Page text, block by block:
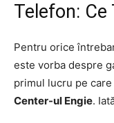
Telefon: Ce
Pentru orice
este vorba despre
primul lucru pe
Center-ul Engie.